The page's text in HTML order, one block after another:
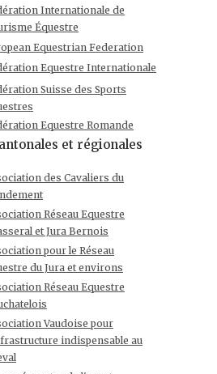
Internationale de
Équestre
Equestrian Federation
Equestre Internationale
Suisse des Sports
Equestre Romande
et régionales
des Cavaliers du
Réseau Equestre
et Jura Bernois
pour le Réseau
du Jura et environs
Réseau Equestre
Vaudoise pour
indispensable au